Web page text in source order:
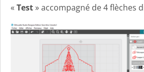
« Test» accompagné de 4 flèches